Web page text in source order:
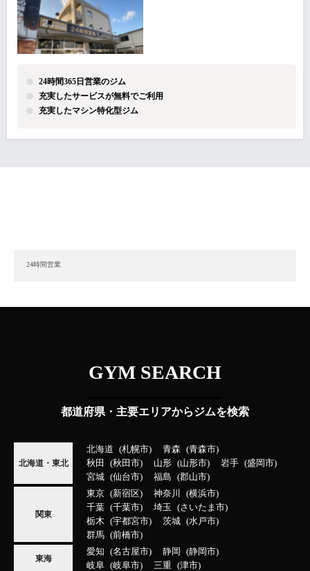
24時間365日営業のジム
充実したサービスが無料でご利用
充実したマシン特化型ジム
24時間営業
GYM SEARCH
都道府県・主要エリアからジムを検索
北海道・東北
北海道 札幌市 青森
青森市
秋田
秋田市 山形 山形市 岩手
盛岡市
宮城
仙台市 福島 郡山市
関東
東京 新宿区 神奈川
横浜市
千葉
千葉市 埼玉
さいたま市
栃木
宇都宮市 茨城
水戸市
群馬
前橋市
東海
愛知 名古屋市 静岡
静岡市
岐阜
岐阜市 三重 津市